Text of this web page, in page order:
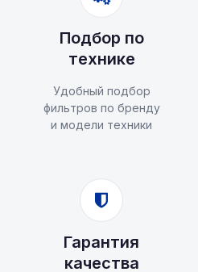
Подбор по
технике
Удобный подбор
фильтров по бренду
и модели техники
Гарантия
качества